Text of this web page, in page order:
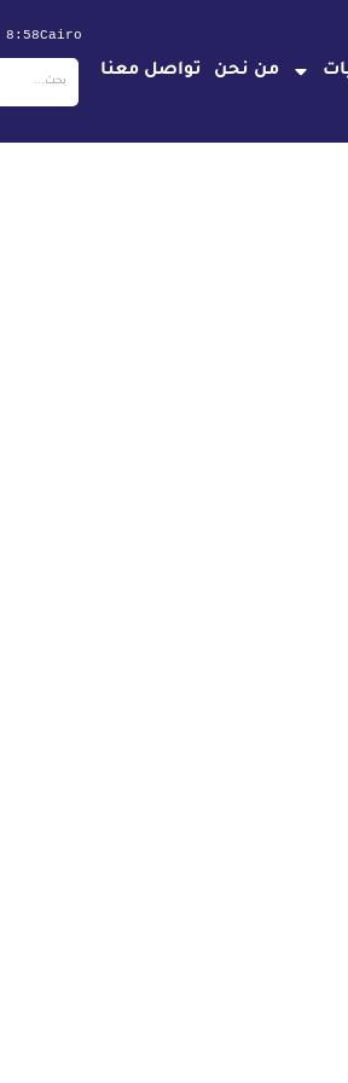
من نحن تواصل معنا
Cairo
8:58 AM